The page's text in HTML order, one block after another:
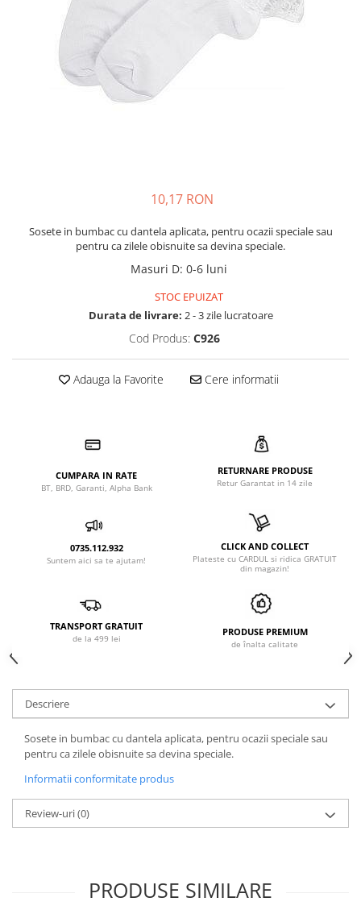
10,17 RON
Sosete in bumbac cu dantela aplicata, pentru ocazii speciale sau
pentru ca zilele obisnuite sa devina speciale.
Masuri D: 0-6 luni
STOC EPUIZAT
Durata de livrare: 2 - 3 zile lucratoare
Cod Produs: C926
Adauga la Favorite Cere informatii
CUMPARA IN RATE
BT, BRD, Garanti, Alpha Bank
RETURNARE PRODUSE
Retur Garantat in 14 zile
0735.112.932
Suntem aici sa te ajutam!
CLICK AND COLLECT
Plateste cu CARDUL si ridica GRATUIT
din magazin!
TRANSPORT GRATUIT
de la 499 lei
PRODUSE PREMIUM
de înalta calitate
Descriere
Sosete in bumbac cu dantela aplicata, pentru ocazii speciale sau
pentru ca zilele obisnuite sa devina speciale.
Informatii conformitate produs
Review-uri(0)
PRODUSE SIMILARE